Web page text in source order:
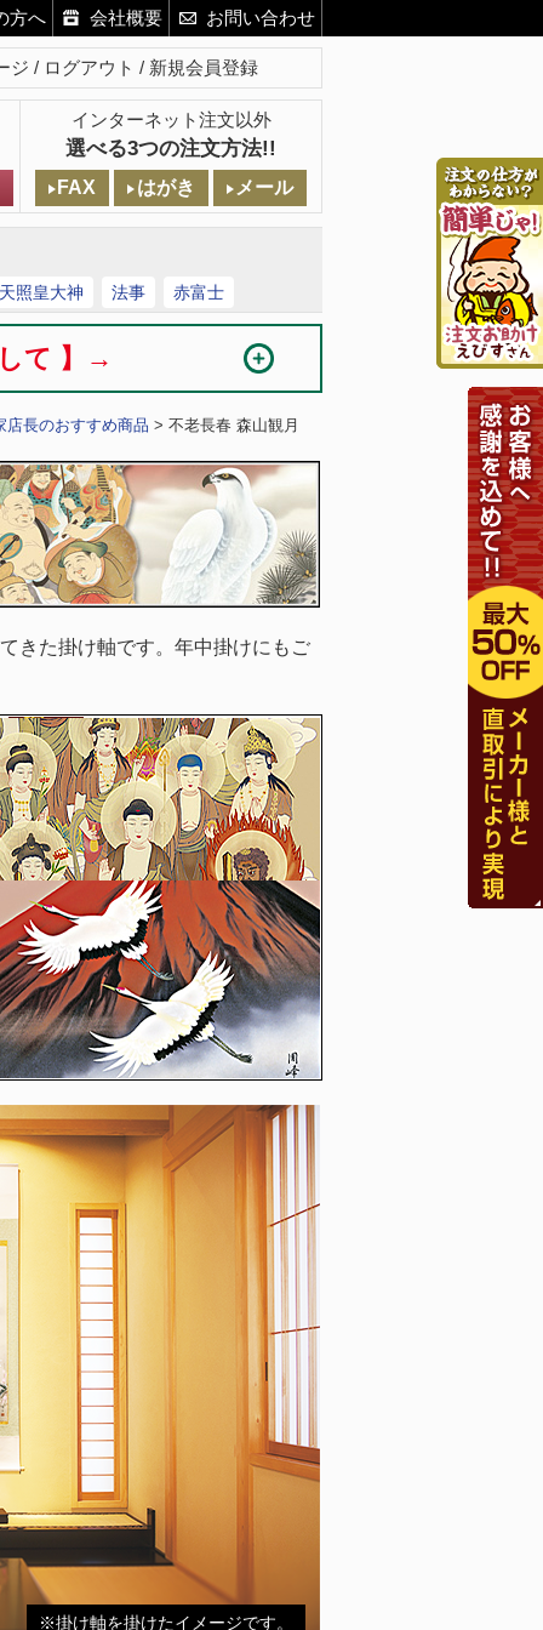
方へ 会社概要 お問い合わせ
ジ ログアウト 新規会員登録
インターネット注文以外
選べる3つの注文方法!!
FAX はがき メール
照皇大神 法事 赤富士
して 】→
店長のおすすめ商品 > 不老長春 森山観月
きた掛け軸です。年中掛けにもご
※掛け軸を掛けたイメージです。